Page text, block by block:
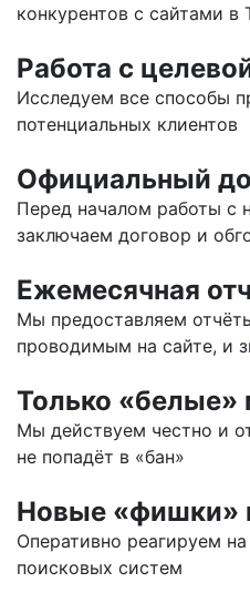
конкурентов с сайтами в
Работа с
Исследуем все способы
потенциальных клиентов
Официальный
Перед началом работы с
заключаем договор и
Ежемесячная
Мы предоставляем
проводимым на сайте, и
Только «белые»
Мы действуем честно и
не попадёт в «бан»
Новые «фишки»
Оперативно реагируем
поисковых систем